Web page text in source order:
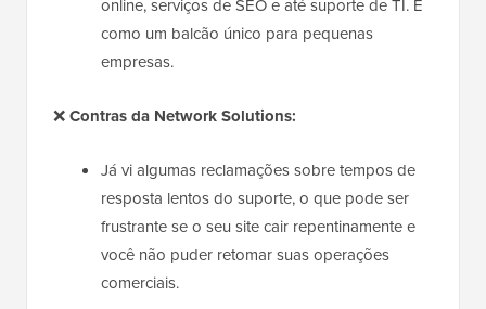
online, serviços de SEO e até suporte de TI. É
como um balcão único para pequenas
empresas.
❌Contras da Network Solutions:
Já vi algumas reclamações sobre tempos de
resposta lentos do suporte, o que pode ser
frustrante se o seu site cair repentinamente e
você não puder retomar suas operações
comerciais.